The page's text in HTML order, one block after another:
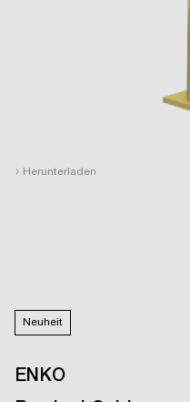
› Herunterladen
Neuheit
ENKO